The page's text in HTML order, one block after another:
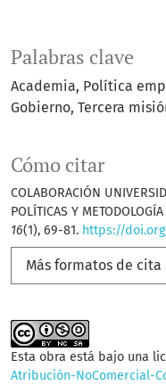
Palabras clave
Academia Política
Gobierno Tercera
Cómo citar
COLABORACIÓN
POLÍTICAS Y
16(1), 69-81. https://doi.org/
Más formatos de cita
Esta obra está bajo una
Atribución-NoComercial-